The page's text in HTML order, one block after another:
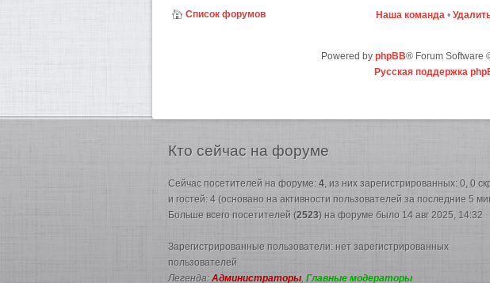
Список форумов Наша команда •
Powered by phpBB® Forum Software
Русская поддержка
Кто сейчас на форуме
Сейчас посетителей на форуме: 4 , из них зарегистрированных: 0, 0
и гостей: 4 (основано на активности пользователей за последние 5
Больше всего посетителей (2523) на форуме было 14 авг 2025, 14:32
Зарегистрированные пользователи: нет зарегистрированных
пользователей
Легенда: Администраторы Главные модераторы